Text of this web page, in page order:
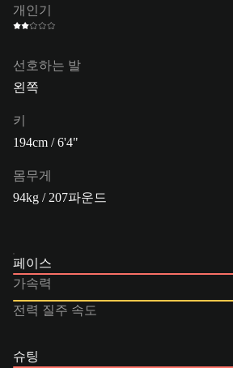
개인기
선호하는 발
왼쪽
키
194cm / 6'4"
몸무게
94kg / 207파운드
페이스
가속력
전력 질주 속도
슈팅